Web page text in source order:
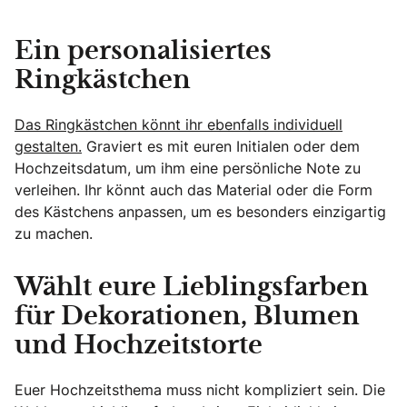
Ein personalisiertes
Ringkästchen
Das Ringkästchen könnt ihr ebenfalls individuell
gestalten. Graviert es mit euren Initialen oder dem
Hochzeitsdatum, um ihm eine persönliche Note zu
verleihen. Ihr könnt auch das Material oder die Form
des Kästchens anpassen, um es besonders einzigartig
zu machen.
Wählt eure Lieblingsfarben
für Dekorationen, Blumen
und Hochzeitstorte
Euer Hochzeitsthema muss nicht kompliziert sein. Die